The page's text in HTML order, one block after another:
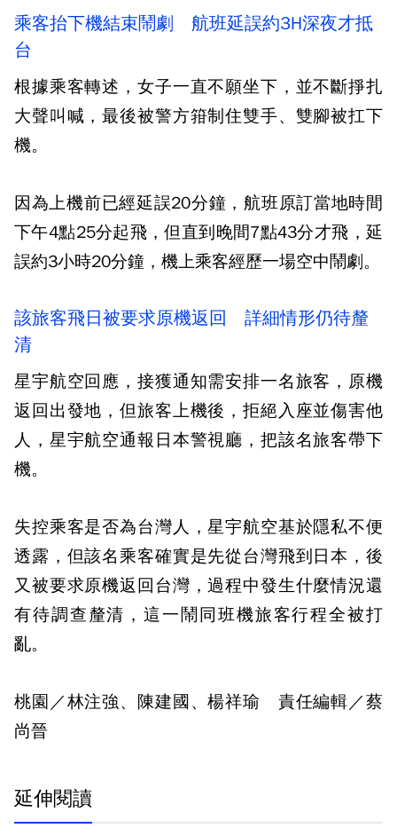
乘客抬下機結束鬧劇 航班延誤約3H深夜才抵
台
根據乘客轉述，女子一直不願坐下，並不斷掙扎
大聲叫喊，最後被警方箝制住雙手、雙腳被扛下
機。
因為上機前已經延誤20分鐘，航班原訂當地時間
下午4點25分起飛，但直到晚間7點43分才飛，延
誤約3小時20分鐘，機上乘客經歷一場空中鬧劇。
該旅客飛日被要求原機返回 詳細情形仍待釐
清
星宇航空回應，接獲通知需安排一名旅客，原機
返回出發地，但旅客上機後，拒絕入座並傷害他
人，星宇航空通報日本警視廳，把該名旅客帶下
機。
失控乘客是否為台灣人，星宇航空基於隱私不便
透露，但該名乘客確實是先從台灣飛到日本，後
又被要求原機返回台灣，過程中發生什麼情況還
有待調查釐清，這一鬧同班機旅客行程全被打
亂。
桃園／林注強、陳建國、楊祥瑜 責任編輯／蔡
尚晉
延伸閱讀